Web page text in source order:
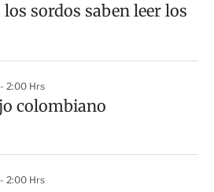
los sordos saben leer los
2:00 Hrs
colombiano
2:00 Hrs